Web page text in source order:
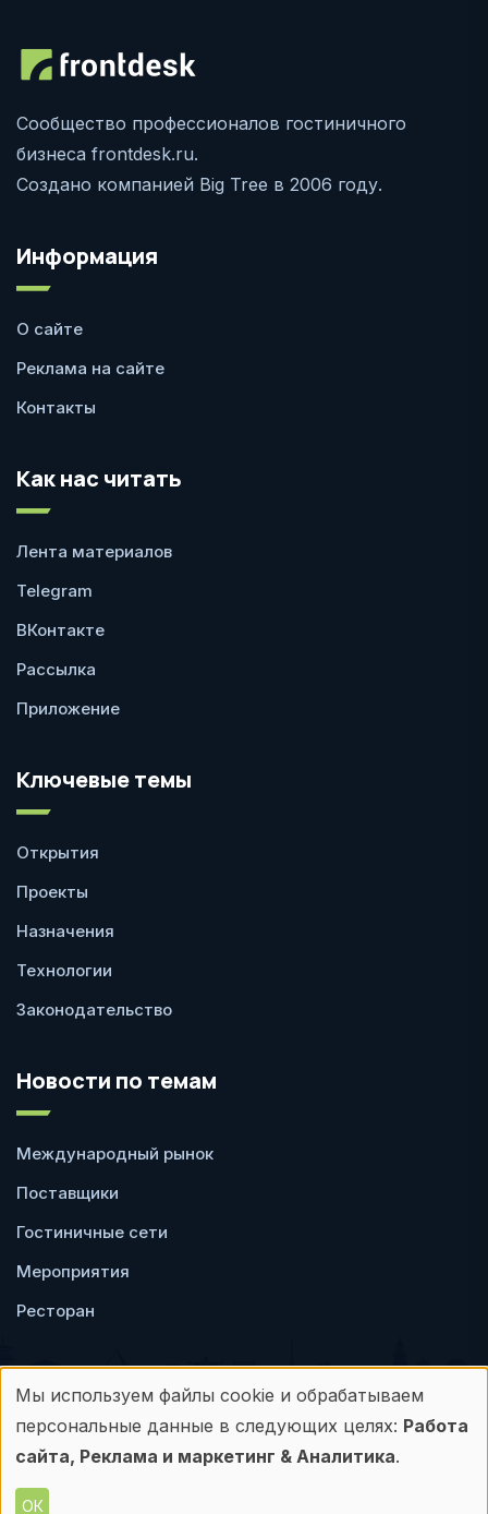
Сообщество профессионалов гостиничного
бизнеса frontdesk.ru.
Создано компанией Big Tree в 2006 году.
Информация
О сайте
Реклама на сайте
Контакты
Как нас читать
Лента материалов
Telegram
ВКонтакте
Рассылка
Приложение
Ключевые темы
Открытия
Проекты
Назначения
Технологии
Законодательство
Новости по темам
Международный рынок
Поставщики
Гостиничные сети
Мероприятия
Ресторан
Пользовательское
соглашение
Политика
конфиденциальности
Использование
персональных
Мы используем файлы cookie и обрабатываем
персональные данные в следующих целях: Работа
сайта, Реклама и маркетинг & Аналитика.
ОК